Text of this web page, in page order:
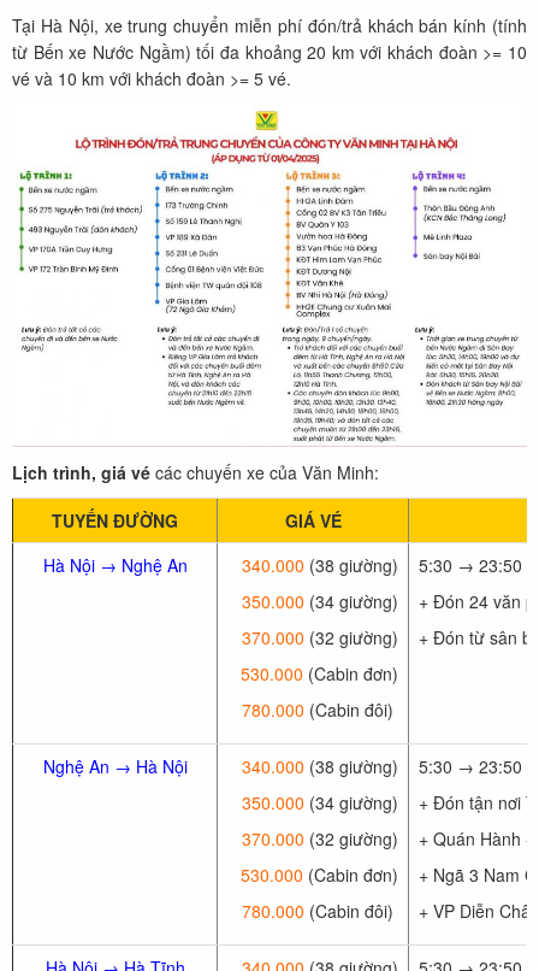
Tại Hà Nội, xe trung chuyển miễn phí đón/trả khách bán kính (tính
từ Bến xe Nước Ngầm) tối đa khoảng 20 km với khách đoàn >= 10
vé và 10 km với khách đoàn >= 5 vé.
Lịch trình, giá vé các chuyến xe của Văn Minh:
TUYẾN ĐƯỜNG
GIÁ VÉ
Hà Nội → Nghệ An
340.000 (38 giường)
350.000 (34 giường)
370.000 (32 giường)
530.000 (Cabin đơn)
780.000 (Cabin đôi)
5:30 → 23:50
+ Đón 24 văn
+ Đón từ sân
Nghệ An → Hà Nội 340.000 (38 giường)
350.000 (34 giường)
370.000 (32 giường)
530.000 (Cabin đơn)
780.000 (Cabin đôi)
5:30 → 23:50
+ Đón tận nơi
+ Quán Hành -
+ Ngã 3 Nam
+ VP Diễn